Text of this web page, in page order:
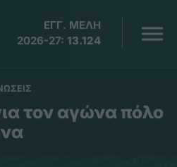
ΕΓΓ. ΜΕΛΗ
2026-27: 13.124
τον αγώνα πόλο